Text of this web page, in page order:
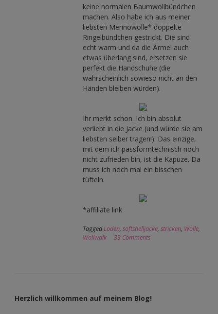
keine normalen Baumwollbündchen
machen. Also habe ich aus meiner
liebsten Merinowolle* doppelte
Ringelbündchen gestrickt. Die sind
echt warm und da die Ärmel auch
etwas überlang sind, ersetzen sie
perfekt die Handschuhe (die
wahrscheinlich sowieso nicht an den
Händen bleiben würden).
Ihr merkt schon. Ich bin absolut
verliebt in die Jacke (und würde sie am
liebsten selber tragen!). Das einzige,
mit dem ich passformtechnisch noch
nicht zufrieden bin, ist die Kapuze. Da
muss ich noch mal ein bisschen
tüfteln.
*affiliate link
TaggedLoden, softshelljacke, stricken, Wolle,
Wollwalk
33 Comments
Herzlich willkommen auf meinem Blog!